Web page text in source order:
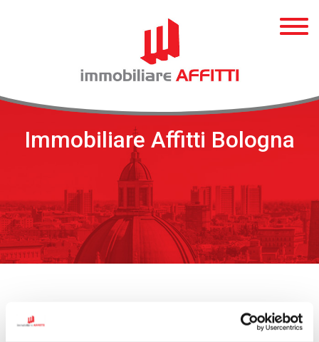
Immobiliare Affitti Bologna
Ops! Pagina non trovata